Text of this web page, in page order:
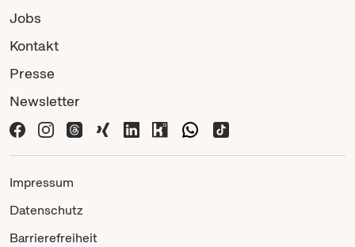
Jobs
Kontakt
Presse
Newsletter
Impressum
Datenschutz
Barrierefreiheit